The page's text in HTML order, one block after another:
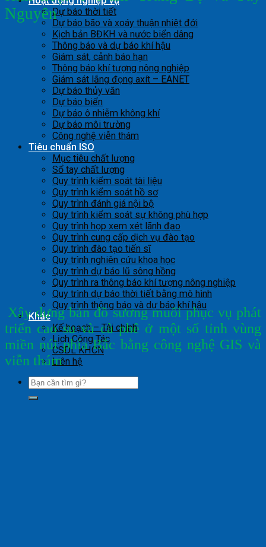
Dự báo thời tiết
Dự báo bão và xoáy thuận nhiệt đới
Kịch bản BĐKH và nước biển dâng
Thông báo và dự báo khí hậu
Giám sát, cảnh báo hạn
Thông báo khí tượng nông nghiệp
Giám sát lắng đọng axít – EANET
Dự báo thủy văn
Dự báo biển
Dự báo ô nhiễm không khí
Dự báo môi trường
Công nghệ viễn thám
Tiêu chuẩn ISO
Mục tiêu chất lượng
Sổ tay chất lượng
Quy trình kiểm soát tài liệu
Quy trình kiểm soát hồ sơ
Quy trình đánh giá nội bộ
Quy trình kiểm soát sự không phù hợp
Quy trình họp xem xét lãnh đạo
Quy trình cung cấp dịch vụ đào tạo
Quy trình đào tạo tiến sĩ
Quy trình nghiên cứu khoa học
Quy trình dự báo lũ sông hồng
Quy trình ra thông báo khí tượng nông nghiệp
Quy trình dự báo thời tiết bằng mô hình
Quy trình thông báo và dự báo khí hậu
Khác
Kế hoạch – Tài chính
Lịch Công Tác
CSDL KHCN
Liên hệ
Nguyên
Xâydựng bản đồ sương muối phục vụ phát
triển cao su và cà phê ở một số tỉnh vùng
miền núi phía Bắc bằng công nghệ GIS và
viễn thám